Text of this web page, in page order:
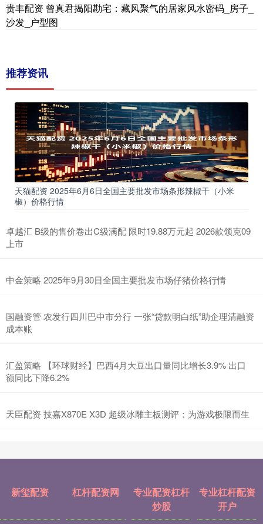
贵丰配资 曾真君揭阳勘宅：藏风聚气的居家风水密码_房子_
沙发_户型图
推荐资讯
天猫配资 2025年6月6日全国主要批发市场条形辣椒干（小米
椒）价格行情
卓越汇 B级的售价卷出C级满配 限时19.88万元起 2026款领克09
上市
中金策略 2025年9月30日全国主要批发市场仔猪价格行情
国融资管 农发行四川巴中市分行 一张“贷款明白纸”助企理清融资
成本账
汇盈策略 【环球财经】巴西4月大豆出口量同比增长3.9% 出口
额同比下降6.2%
天臣配资 技嘉X870E X3D 超级冰雕主板测评：为游戏极限而生
新玺配资 杠杆配资网
专业配资杠杆
炒股
专业杠杆配资
开户